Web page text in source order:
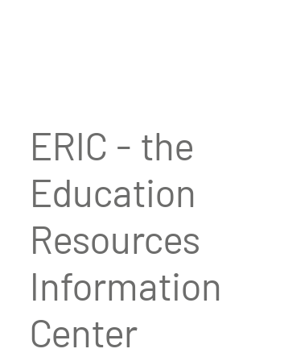
ERIC - the
Education
Resources
Information
Center